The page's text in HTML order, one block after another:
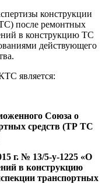
конструкции
после ремонтных
в конструкцию ТС
действующего
является:
Союза о
средств (ТР ТС
г. № 13/5-у-1225 «О
в конструкцию
транспортных